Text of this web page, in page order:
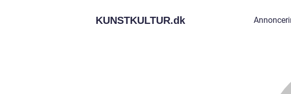
KUNSTKULTUR.dk